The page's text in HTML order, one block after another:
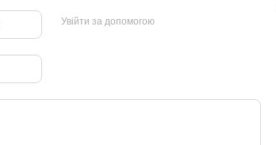
Увійти за допомогою